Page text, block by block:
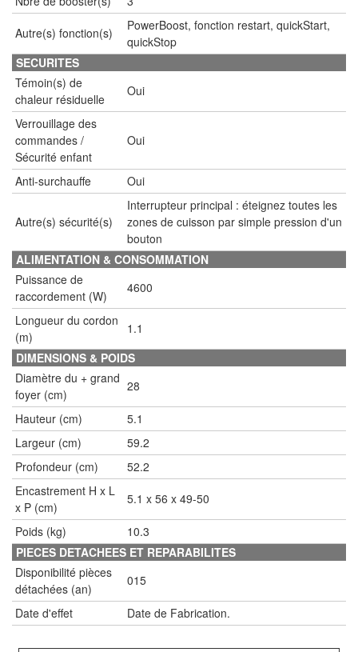
Autre(s) fonction(s)
PowerBoost, fonction restart, quickStart,
quickStop
SECURITES
Témoin(s) de
chaleur résiduelle
Oui
Verrouillage des
commandes /
Sécurité enfant
Oui
Anti-surchauffe Oui
Autre(s) sécurité(s)
Interrupteur principal : éteignez toutes les
zones de cuisson par simple pression d'un
bouton
ALIMENTATION & CONSOMMATION
Puissance de
raccordement (W)
4600
Longueur du cordon
(m)
1.1
DIMENSIONS & POIDS
Diamètre du + grand
foyer (cm)
28
Hauteur (cm)
5.1
Largeur (cm)
59.2
Profondeur (cm)
52.2
Encastrement H x L
x P (cm)
5.1 x 56 x 49-50
Poids (kg)
10.3
PIECES DETACHEES ET REPARABILITES
Disponibilité pièces
détachées (an)
015
Date d'effet Date de Fabrication.